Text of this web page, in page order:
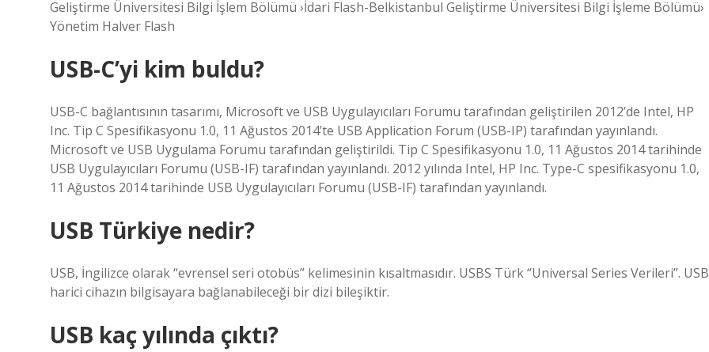
Geliştirme Üniversitesi Bilgi İşlem Bölümü ›İdari Flash-Belkistanbul Geliştirme Üniversitesi Bilgi İşleme Bölümü›
Yönetim Halver Flash
USB-C’yi kim buldu?
USB-C bağlantısının tasarımı, Microsoft ve USB Uygulayıcıları Forumu tarafından geliştirilen 2012’de Intel, HP
Inc. Tip C Spesifikasyonu 1.0, 11 Ağustos 2014’te USB Application Forum (USB-IP) tarafından yayınlandı.
Microsoft ve USB Uygulama Forumu tarafından geliştirildi. Tip C Spesifikasyonu 1.0, 11 Ağustos 2014 tarihinde
USB Uygulayıcıları Forumu (USB-IF) tarafından yayınlandı. 2012 yılında Intel, HP Inc. Type-C spesifikasyonu 1.0,
11 Ağustos 2014 tarihinde USB Uygulayıcıları Forumu (USB-IF) tarafından yayınlandı.
USB Türkiye nedir?
USB, İngilizce olarak “evrensel seri otobüs” kelimesinin kısaltmasıdır. USBS Türk “Universal Series Verileri”.
harici cihazın bilgisayara bağlanabileceği bir dizi bileşiktir.
USB kaç yılında çıktı?